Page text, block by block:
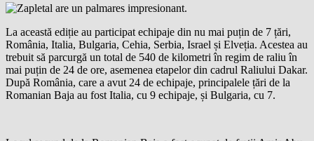
La această ediție au participat echipaje din nu mai puțin de 7 țări,
România, Italia, Bulgaria, Cehia, Serbia, Israel și Elveția. Acestea au
trebuit să parcurgă un total de 540 de kilometri în regim de raliu în
mai puțin de 24 de ore, asemenea etapelor din cadrul Raliului Dakar.
După România, care a avut 24 de echipaje, principalele țări de la
Romanian Baja au fost Italia, cu 9 echipaje, și Bulgaria, cu 7.